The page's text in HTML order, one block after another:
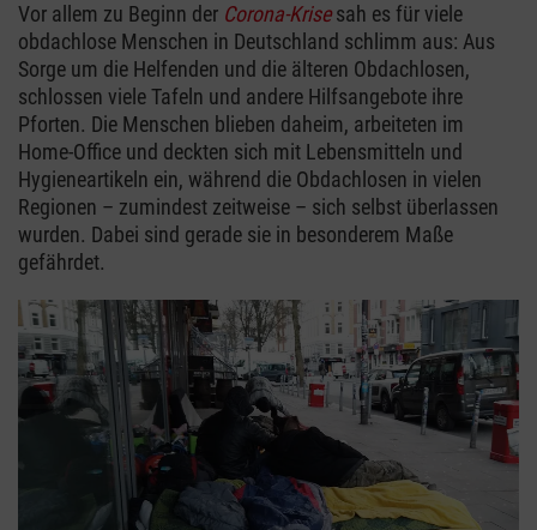
Vor allem zu Beginn der Corona-Krisesah es für viele
obdachlose Menschen in Deutschland schlimm aus: Aus
Sorge um die Helfenden und die älteren Obdachlosen,
schlossen viele Tafeln und andere Hilfsangebote ihre
Pforten. Die Menschen blieben daheim, arbeiteten im
Home-Office und deckten sich mit Lebensmitteln und
Hygieneartikeln ein, während die Obdachlosen in vielen
Regionen – zumindest zeitweise – sich selbst überlassen
wurden. Dabei sind gerade sie in besonderem Maße
gefährdet.